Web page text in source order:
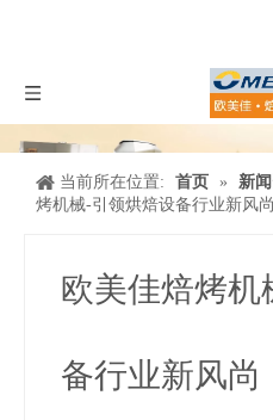
当前所在位置: 首页 » 新
烤机械-引领烘焙设备行业新风尚
欧美佳焙烤机
备行业新风尚